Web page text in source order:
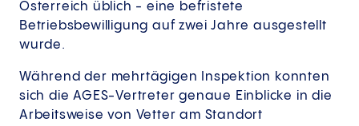
Österreich üblich - eine befristete
Betriebsbewilligung auf zwei Jahre ausgestellt
wurde.
Während der mehrtägigen Inspektion konnten
sich die AGES-Vertreter genaue Einblicke in die
Arbeitsweise von Vetter am Standort